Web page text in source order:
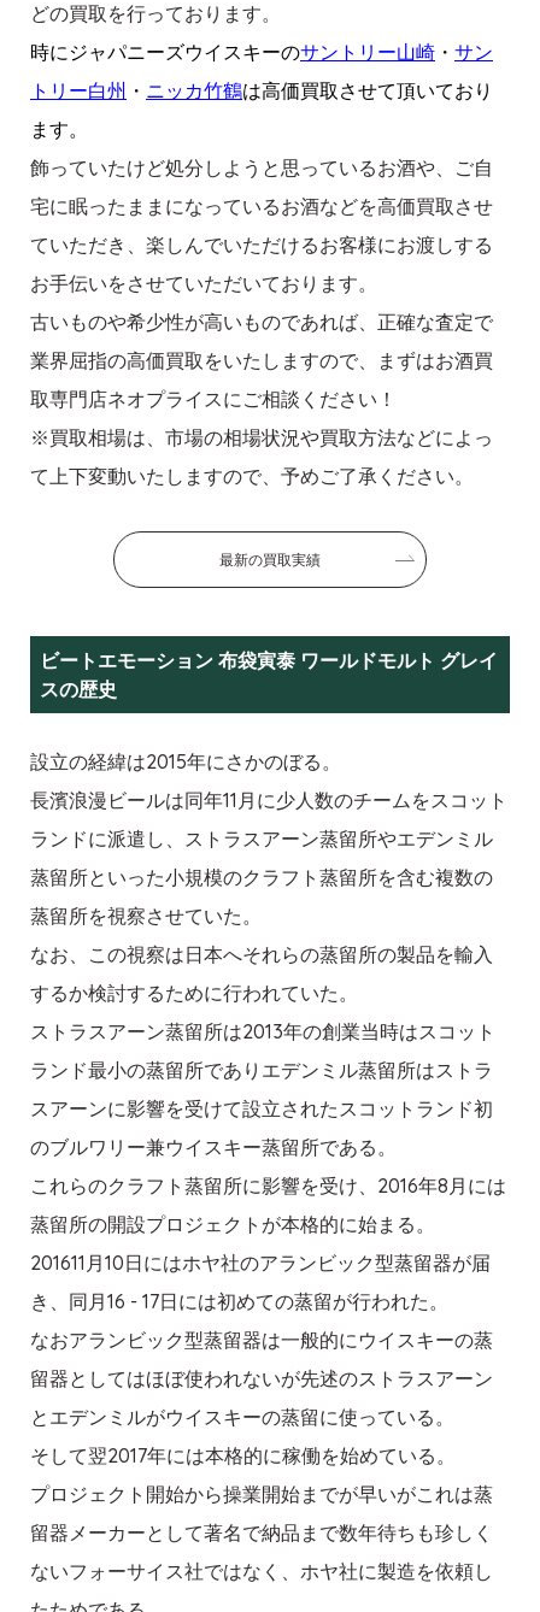
どの買取を行っております。
時にジャパニーズウイスキーのサントリー山崎 ・ サン
トリー白州 ・ ニッカ竹鶴は高価買取させて頂いており
ます。
飾っていたけど処分しようと思っているお酒や、ご自
宅に眠ったままになっているお酒などを高価買取させ
ていただき、楽しんでいただけるお客様にお渡しする
お手伝いをさせていただいております。
古いものや希少性が高いものであれば、正確な査定で
業界屈指の高価買取をいたしますので、まずはお酒買
取専門店ネオプライスにご相談ください！
※買取相場は、市場の相場状況や買取方法などによっ
て上下変動いたしますので、予めご了承ください。
最新の買取実績
ビートエモーション 布袋寅泰 ワールドモルト グレイ
スの歴史
設立の経緯は2015年にさかのぼる。
長濱浪漫ビールは同年11月に少人数のチームをスコット
ランドに派遣し、ストラスアーン蒸留所やエデンミル
蒸留所といった小規模のクラフト蒸留所を含む複数の
蒸留所を視察させていた。
なお、この視察は日本へそれらの蒸留所の製品を輸入
するか検討するために行われていた。
ストラスアーン蒸留所は2013年の創業当時はスコット
ランド最小の蒸留所でありエデンミル蒸留所はストラ
スアーンに影響を受けて設立されたスコットランド初
のブルワリー兼ウイスキー蒸留所である。
これらのクラフト蒸留所に影響を受け、2016年8月には
蒸留所の開設プロジェクトが本格的に始まる。
201611月10日にはホヤ社のアランビック型蒸留器が届
き、同月16 - 17日には初めての蒸留が行われた。
なおアランビック型蒸留器は一般的にウイスキーの蒸
留器としてはほぼ使われないが先述のストラスアーン
とエデンミルがウイスキーの蒸留に使っている。
そして翌2017年には本格的に稼働を始めている。
プロジェクト開始から操業開始までが早いがこれは蒸
留器メーカーとして著名で納品まで数年待ちも珍しく
ないフォーサイス社ではなく、ホヤ社に製造を依頼し